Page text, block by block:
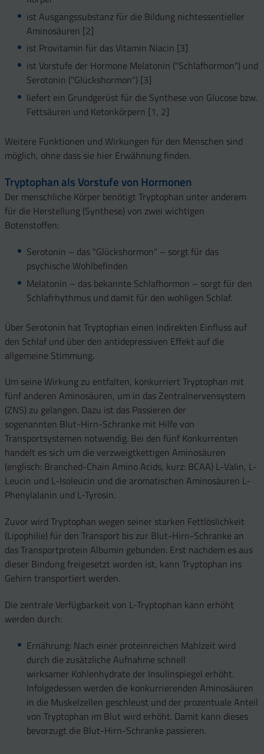
ist Ausgangssubstanz für die Bildung nichtessentieller
Aminosäuren [2]
ist Provitamin für das Vitamin Niacin [3]
ist Vorstufe der Hormone Melatonin ("Schlafhormon") und
Serotonin ("Glückshormon") [3]
liefert ein Grundgerüst für die Synthese von Glucose bzw.
Fettsäuren und Ketonkörpern [1, 2]
Weitere Funktionen und Wirkungen für den Menschen sind
möglich, ohne dass sie hier Erwähnung finden.
Tryptophan als Vorstufe von Hormonen
Der menschliche Körper benötigt Tryptophan unter anderem
für die Herstellung (Synthese) von zwei wichtigen
Botenstoffen:
Serotonin – das "Glückshormon" – sorgt für das
psychische Wohlbefinden
Melatonin – das bekannte Schlafhormon – sorgt für den
Schlafrhythmus und damit für den wohligen Schlaf.
Über Serotonin hat Tryptophan einen indirekten Einfluss auf
den Schlaf und über den antidepressiven Effekt auf die
allgemeine Stimmung.
Um seine Wirkung zu entfalten, konkurriert Tryptophan mit
fünf anderen Aminosäuren, um in das Zentralnervensystem
(ZNS) zu gelangen. Dazu ist das Passieren der
sogenannten Blut-Hirn-Schranke mit Hilfe von
Transportsystemen notwendig. Bei den fünf Konkurrenten
handelt es sich um die verzweigtkettigen Aminosäuren
(englisch: Branched-Chain Amino Acids, kurz: BCAA) L-Valin, L-
Leucin und L-Isoleucin und die aromatischen Aminosäuren L-
Phenylalanin und L-Tyrosin.
Zuvor wird Tryptophan wegen seiner starken Fettlöslichkeit
(Lipophilie) für den Transport bis zur Blut-Hirn-Schranke an
das Transportprotein Albumin gebunden. Erst nachdem es aus
dieser Bindung freigesetzt worden ist, kann Tryptophan ins
Gehirn transportiert werden.
Die zentrale Verfügbarkeit von L-Tryptophan kann erhöht
werden durch:
Ernährung: Nach einer proteinreichen Mahlzeit wird
durch die zusätzliche Aufnahme schnell
wirksamer Kohlenhydrate der Insulinspiegel erhöht.
Infolgedessen werden die konkurrierenden Aminosäuren
in die Muskelzellen geschleust und der prozentuale Anteil
von Tryptophan im Blut wird erhöht. Damit kann dieses
bevorzugt die Blut-Hirn-Schranke passieren.